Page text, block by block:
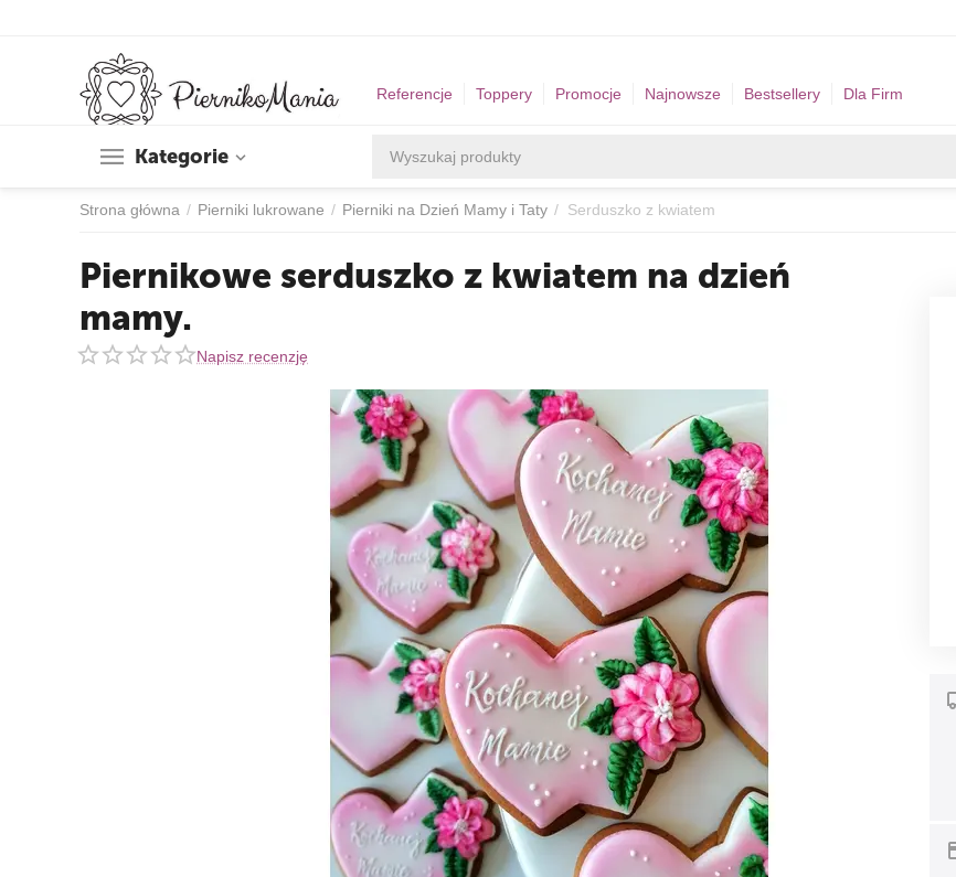
Referencje Toppery Promocje Najnowsze Bestsellery Dla Firm
Kategorie
Strona główna / Pierniki lukrowane / Pierniki na Dzień Mamy i Taty / Serduszko z kwiatem
Piernikowe serduszko z kwiatem na dzień
mamy.
Napisz recenzję